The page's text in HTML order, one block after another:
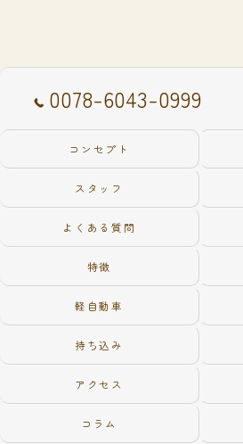
0078-6043-0999
コンセプト
スタッフ
よくある質問
特徴
軽自動車
持ち込み
アクセス
コラム